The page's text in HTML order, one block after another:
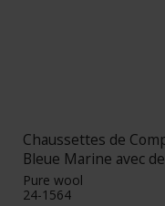
Chaussettes de
Bleue Marine avec
Pure wool
24-1564